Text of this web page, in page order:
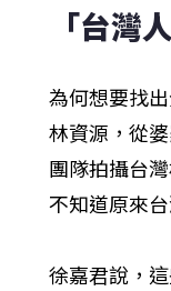
「台灣
為何想要找
林資源，從
團隊拍攝台
不知道原來
徐嘉君說，